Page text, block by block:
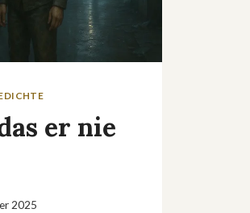
er nie
2025